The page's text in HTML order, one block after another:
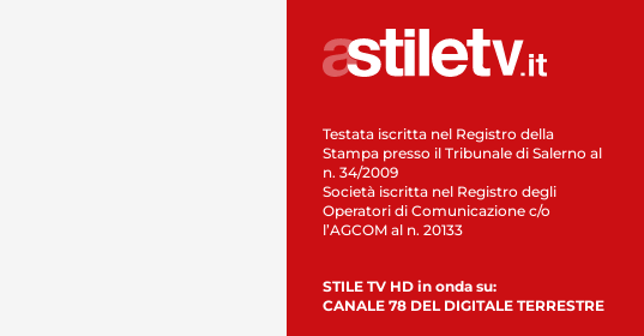
Testata iscritta nel Registro della
Stampa presso il Tribunale di Salerno al
n. 34/2009
Società iscritta nel Registro degli
Operatori di Comunicazione c/o
l’AGCOM al n. 20133
STILE TV HD in onda su:
CANALE 78 DEL DIGITALE TERRESTRE